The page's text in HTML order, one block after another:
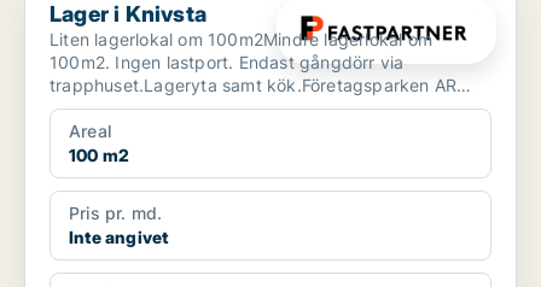
Lager i Knivsta
Liten lagerlokal om 100m2Mindre lagerlokal om
100m2. Ingen lastport. Endast gångdörr via
trapphuset.Lageryta samt kök.Företagsparken AR
ligger intill motorvä...
Areal
100 m2
Pris pr. md.
Inte angivet